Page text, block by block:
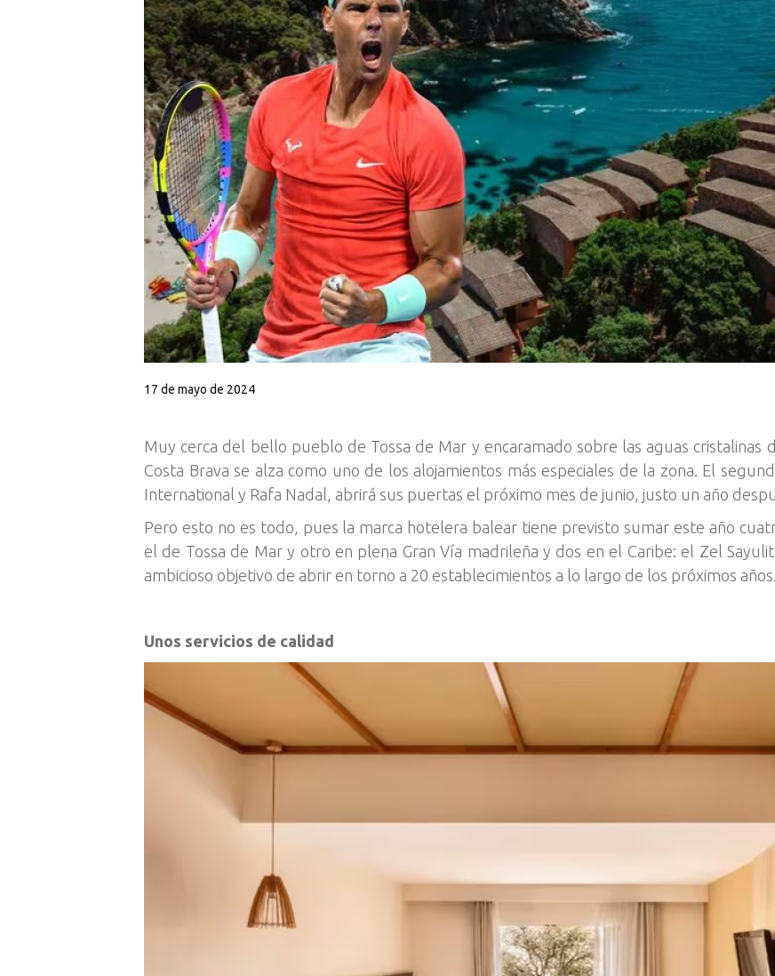
17 de mayo de 2024
Muy cerca del bello pueblo de Tossa de Mar y encaramado sobre las aguas cristalinas
Costa Brava se alza como uno de los alojamientos más especiales de la zona. El
International y Rafa Nadal, abrirá sus puertas el próximo mes de junio, justo un año
Pero esto no es todo, pues la marca hotelera balear tiene previsto sumar este año
el de Tossa de Mar y otro en plena Gran Vía madrileña y dos en el Caribe: el Zel
ambicioso objetivo de abrir en torno a 20 establecimientos a lo largo de los próximos años.
Unos servicios de calidad